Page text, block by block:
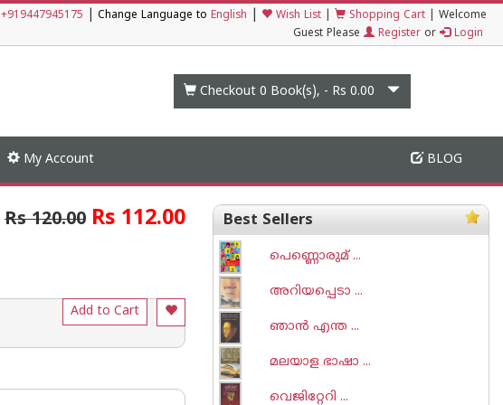
+919447945175 Change Language to English Wish List Shopping Cart
Welcome
Guest Please
Register or Login
Checkout 0 Book(s), - Rs 0.00
My Account BLOG
Rs 120.00 Rs 112.00
Add to Cart
Best Sellers
പെണ്ണൊരുമ് ...
അറിയപ്പെടാ ...
ഞാന്‍ എന്ത ...
മലയാള ഭാഷാ ...
വെജിറ്റേറി ...